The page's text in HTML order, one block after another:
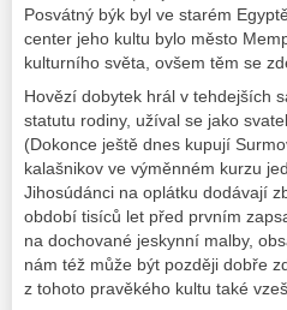
Posvátný býk byl ve starém
center jeho kultu bylo město
kulturního světa, ovšem těm se
Hovězí dobytek hrál v tehdejších
statutu rodiny, užíval se jako
(Dokonce ještě dnes kupují
kalašnikov ve výměnném kurzu
Jihosúdánci na oplátku dodávají
období tisíců let před prvním
na dochované jeskynní malby,
nám též může být později dobře
z tohoto pravěkého kultu také